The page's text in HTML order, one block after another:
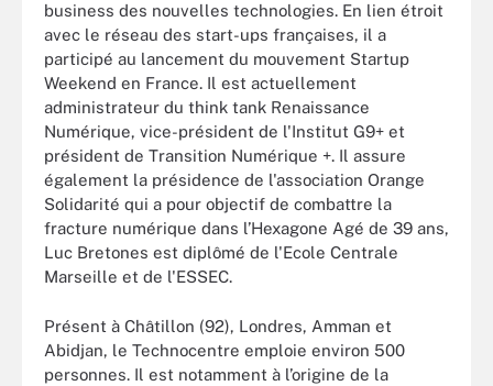
business des nouvelles technologies. En lien étroit
avec le réseau des start-ups françaises, il a
participé au lancement du mouvement Startup
Weekend en France. Il est actuellement
administrateur du think tank Renaissance
Numérique, vice-président de l'Institut G9+ et
président de Transition Numérique +. Il assure
également la présidence de l'association Orange
Solidarité qui a pour objectif de combattre la
fracture numérique dans l’Hexagone Agé de 39 ans,
Luc Bretones est diplômé de l'Ecole Centrale
Marseille et de l'ESSEC.
Présent à Châtillon (92), Londres, Amman et
Abidjan, le Technocentre emploie environ 500
personnes. Il est notamment à l’origine de la